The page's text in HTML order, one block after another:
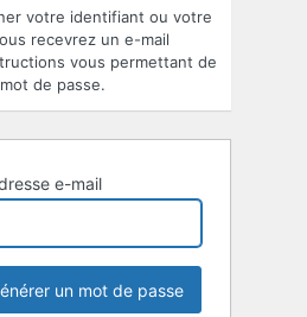
votre identifiant ou votre
recevrez un e-mail
vous permettant de
de passe.
e-mail